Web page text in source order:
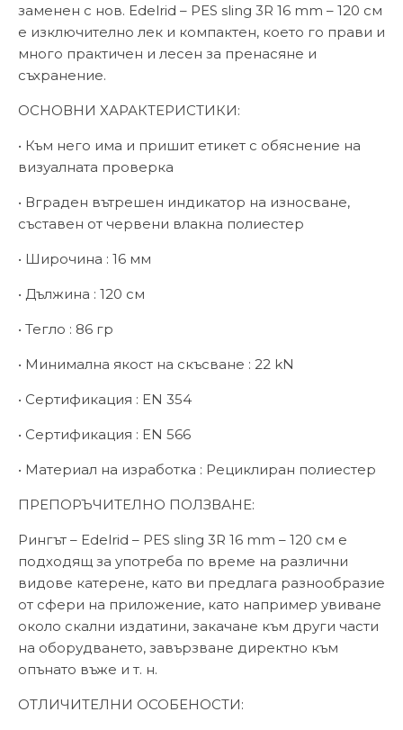
заменен с нов. Edelrid – PES sling 3R 16 mm – 120 см
е изключително лек и компактен, което го прави и
много практичен и лесен за пренасяне и
съхранение.
ОСНОВНИ ХАРАКТЕРИСТИКИ:
• Към него има и пришит етикет с обяснение на
визуалната проверка
• Вграден вътрешен индикатор на износване,
съставен от червени влакна полиестер
• Широчина : 16 мм
• Дължина : 120 см
• Тегло : 86 гр
• Минимална якост на скъсване : 22 kN
• Сертификация : EN 354
• Сертификация : EN 566
• Материал на изработка : Рециклиран полиестер
ПРЕПОРЪЧИТЕЛНО ПОЛЗВАНЕ:
Рингът – Edelrid – PES sling 3R 16 mm – 120 см е
подходящ за употреба по време на различни
видове катерене, като ви предлага разнообразие
от сфери на приложение, като например увиване
около скални издатини, закачане към други части
на оборудването, завързване директно към
опънато въже и т. н.
ОТЛИЧИТЕЛНИ ОСОБЕНОСТИ: